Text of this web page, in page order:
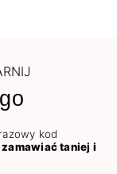
kod
zamawiać taniej i